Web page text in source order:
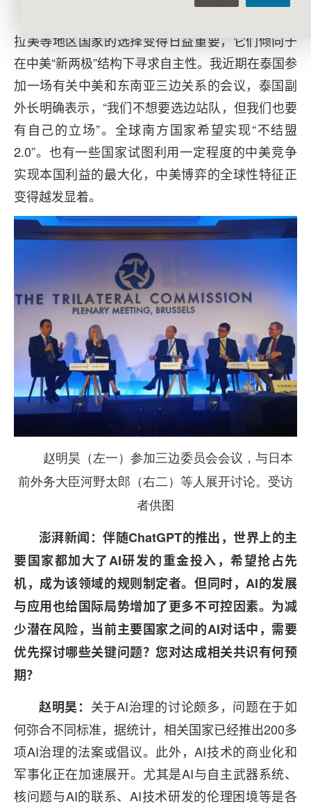
拉美等地区国家的选择变得日益重要，它们倾向于
在中美“新两极”结构下寻求自主性。我近期在泰国参
加一场有关中美和东南亚三边关系的会议，泰国副
外长明确表示，“我们不想要选边站队，但我们也要
有自己的立场”。全球南方国家希望实现“不结盟
2.0”。也有一些国家试图利用一定程度的中美竞争
实现本国利益的最大化，中美博弈的全球性特征正
变得越发显着。
赵明昊（左一）参加三边委员会会议，与日本
前外务大臣河野太郎（右二）等人展开讨论。受访
者供图
澎湃新闻：伴随ChatGPT的推出，世界上的主
要国家都加大了AI研发的重金投入，希望抢占先
机，成为该领域的规则制定者。但同时，AI的发展
与应用也给国际局势增加了更多不可控因素。为减
少潜在风险，当前主要国家之间的AI对话中，需要
优先探讨哪些关键问题？您对达成相关共识有何预
期？
赵明昊： 关于AI治理的讨论颇多，问题在于如
何弥合不同标准，据统计，相关国家已经推出200多
项AI治理的法案或倡议。此外，AI技术的商业化和
军事化正在加速展开。尤其是AI与自主武器系统、
核问题与AI的联系、AI技术研发的伦理困境等是各